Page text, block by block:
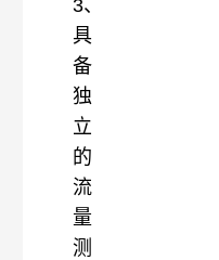
3、
具
备
独
立
的
流
量
测